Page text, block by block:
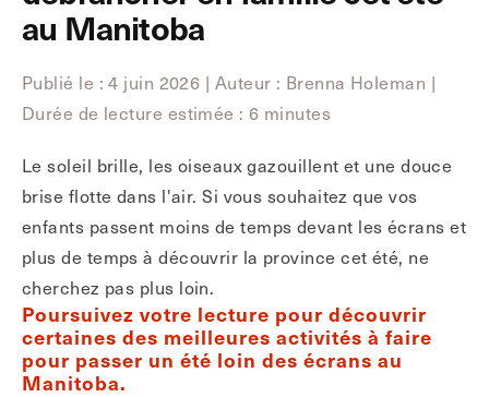
au Manitoba
Publié le : 4 juin 2026 | Auteur : Brenna Holeman |
Durée de lecture estimée : 6 minutes
Le soleil brille, les oiseaux gazouillent et une douce
brise flotte dans l'air. Si vous souhaitez que vos
enfants passent moins de temps devant les écrans et
plus de temps à découvrir la province cet été, ne
cherchez pas plus loin.
Poursuivez votre lecture pour découvrir
certaines des meilleures activités à faire
pour passer un été loin des écrans au
Manitoba.